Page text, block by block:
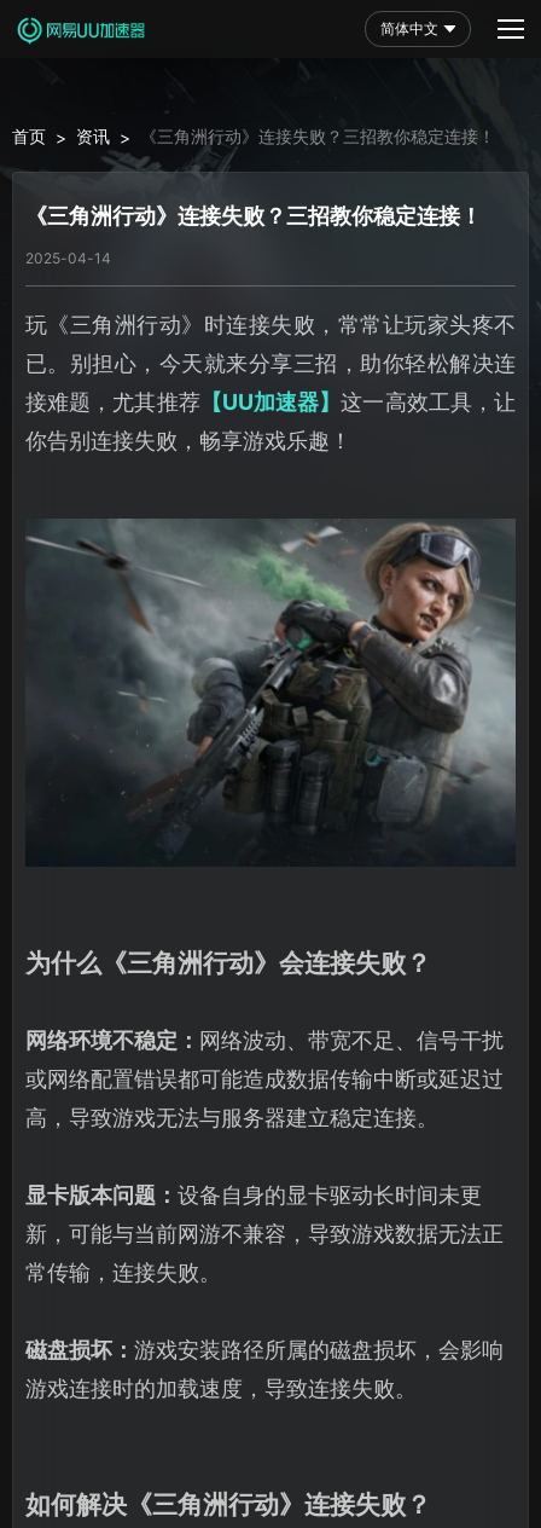
简体中文
首页 > 资讯 > 《三角洲行动》连接失败？三招教你稳定连接！
《三角洲行动》连接失败？三招教你稳定连接！
2025-04-14
玩《三角洲行动》时连接失败，常常让玩家头疼不
已。别担心，今天就来分享三招，助你轻松解决连
接难题，尤其推荐【UU加速器】这一高效工具，让
你告别连接失败，畅享游戏乐趣！
为什么《三角洲行动》会连接失败？
网络环境不稳定： 网络波动、带宽不足、信号干扰
或网络配置错误都可能造成数据传输中断或延迟过
高，导致游戏无法与服务器建立稳定连接。
显卡版本问题： 设备自身的显卡驱动长时间未更
新，可能与当前网游不兼容，导致游戏数据无法正
常传输，连接失败。
磁盘损坏： 游戏安装路径所属的磁盘损坏，会影响
游戏连接时的加载速度，导致连接失败。
如何解决《三角洲行动》连接失败？